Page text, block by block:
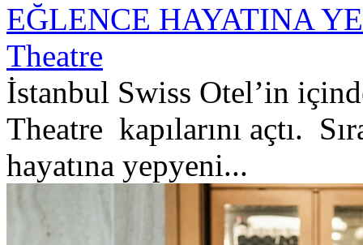
EĞLENCE HAYATINA
Theatre
İstanbul Swiss Otel’in
Theatre kapılarını açtı.
hayatına yepyeni...